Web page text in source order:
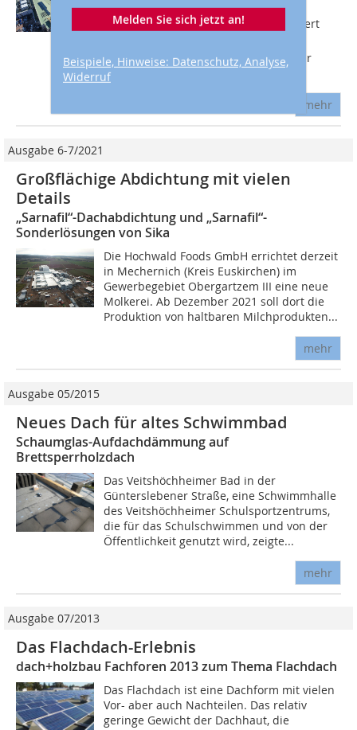
Melden Sie sich jetzt an!
Beispiele, Hinweise: Datenschutz, Analyse,
Widerruf
zu können, haben wir sorgsam die
passenden Partner ausgesucht, erinnert
Beauftragter der Geschäftsführung für
den...
mehr
Ausgabe 6-7/2021
Großflächige Abdichtung mit vielen
Details
„Sarnafil“-Dachabdichtung und „Sarnafil“-
Sonderlösungen von Sika
Die Hochwald Foods GmbH errichtet derzeit
in Mechernich (Kreis Euskirchen) im
Gewerbegebiet Obergartzem III eine neue
Molkerei. Ab Dezember 2021 soll dort die
Produktion von haltbaren Milchprodukten...
mehr
Ausgabe 05/2015
Neues Dach für altes Schwimmbad
Schaumglas-Aufdachdämmung auf
Brettsperrholzdach
Das Veitshöchheimer Bad in der
Günterslebener Straße, eine Schwimmhalle
des Veitshöchheimer Schulsportzentrums,
die für das Schulschwimmen und von der
Öffentlichkeit genutzt wird, zeigte...
mehr
Ausgabe 07/2013
Das Flachdach-Erlebnis
dach+holzbau Fachforen 2013 zum Thema Flachdach
Das Flachdach ist eine Dachform mit vielen
Vor- aber auch Nachteilen. Das relativ
geringe Gewicht der Dachhaut, die